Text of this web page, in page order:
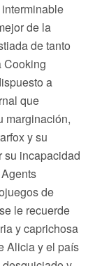
de la
de tanto
Cooking
a
que
marginación,
y su
su incapacidad
de
le recuerde
y caprichosa
Alicia y el país